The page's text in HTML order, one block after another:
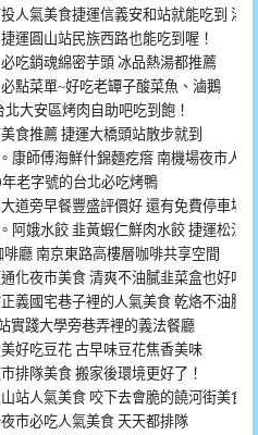
人氣美食捷運信義安和站就能吃到 湯
運圓山站民族西路也能吃到喔！
吃銷魂綿密芋頭 冰品熱湯都推薦
點菜單~好吃老罈子酸菜魚、滷鵝
大安區烤肉自助吧吃到飽！
食推薦 捷運大橋頭站散步就到
康師傅海鮮什錦麵疙瘩 南機場夜市人
老字號的台北必吃烤鴨
道旁早餐豐盛評價好 還有免費停車場
阿娥水餃 韭黃蝦仁鮮肉水餃 捷運松江
廳 南京東路高樓層咖啡共享空間
化夜市美食 清爽不油膩韭菜盒也好吃(
義國宅巷子裡的人氣美食 乾烙不油膩
實踐大學旁巷弄裡的義法餐廳
好吃豆花 古早味豆花焦香美味
排隊美食 搬家後環境更好了！
站人氣美食 咬下去會脆的饒河街美食
市必吃人氣美食 天天都排隊